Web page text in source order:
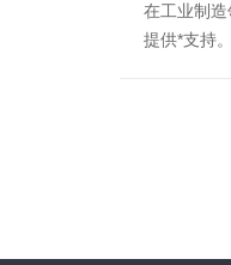
在工业制
提供*支持